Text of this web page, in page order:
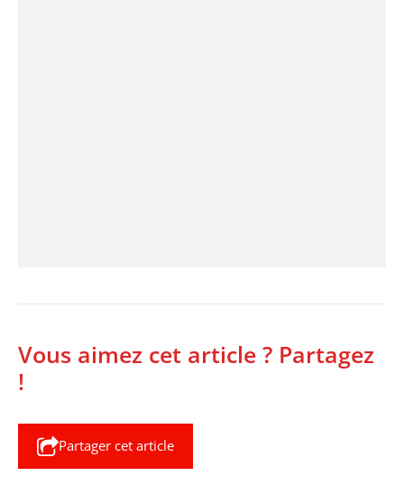
Vous aimez cet article ? Partagez
!
Partager cet article